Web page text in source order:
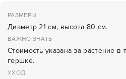
РАЗМЕРЫ
Диаметр 21 см, высота 80 см.
ВАЖНО ЗНАТЬ
Стоимость указана за растение в
горшке.
УХОД